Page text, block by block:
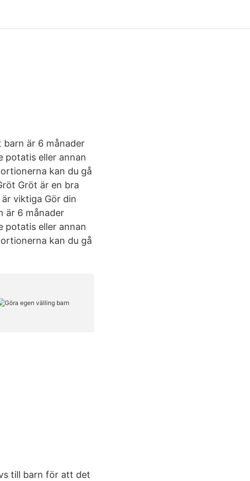
är 6 månader
potatis eller annan
kan du gå
Gröt är en bra
viktiga Gör din
är 6 månader
potatis eller annan
kan du gå
till barn för att det